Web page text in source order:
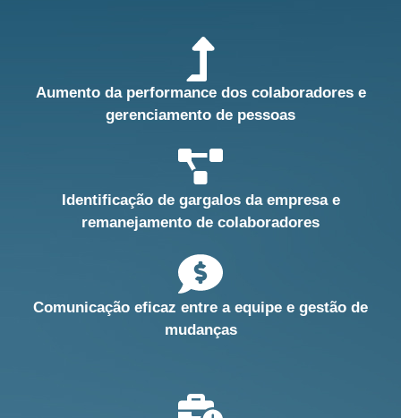
Aumento da performance dos colaboradores e
gerenciamento de pessoas
Identificação de gargalos da empresa e
remanejamento de colaboradores
Comunicação eficaz entre a equipe e gestão de
mudanças